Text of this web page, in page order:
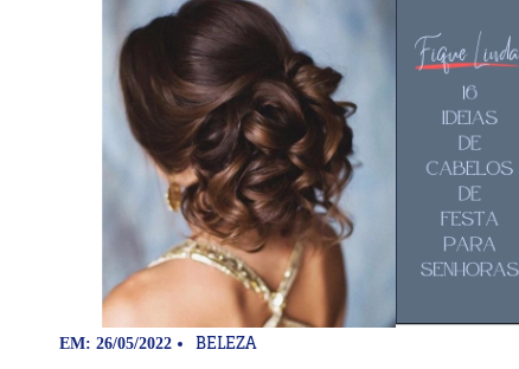
EM: 26/05/2022 BELEZA